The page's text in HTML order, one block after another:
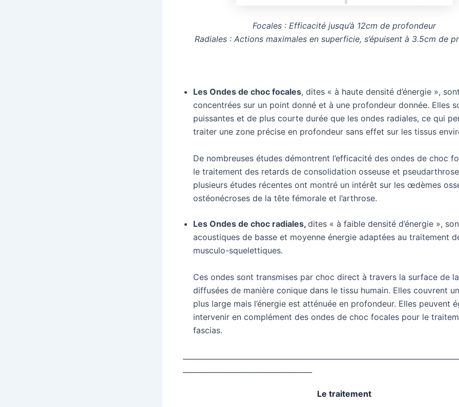
Focales : Efficacité jusqu’à 12cm de profondeur
Radiales : Actions maximales en superficie, s’épuisent à 3.5cm de
Les Ondes de choc focales, dites « à haute densité d’énergie »,
concentrées sur un point donné et à une profondeur donnée. Elles
puissantes et de plus courte durée que les ondes radiales, ce qui
traiter une zone précise en profondeur sans effet sur les tissus
De nombreuses études démontrent l’efficacité des ondes de choc
le traitement des retards de consolidation osseuse et
plusieurs études récentes ont montré un intérêt sur les œdèmes
ostéonécroses de la tête fémorale et l’arthrose.
Les Ondes de choc radiales, dites « à faible densité d’énergie »,
acoustiques de basse et moyenne énergie adaptées au traitement
musculo-squelettiques.
Ces ondes sont transmises par choc direct à travers la surface de
diffusées de manière conique dans le tissu humain. Elles couvrent
plus large mais l’énergie est atténuée en profondeur. Elles peuvent
intervenir en complément des ondes de choc focales pour le
fascias.
Le traitement